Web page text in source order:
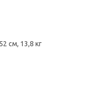
см, 13,8 кг